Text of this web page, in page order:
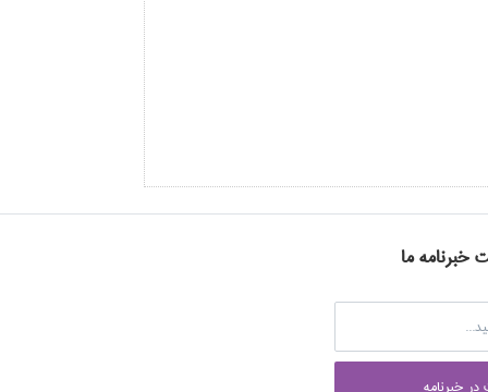
خبرنامه ما
خبرنامه